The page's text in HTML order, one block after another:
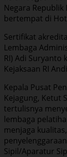
Negara Republik
bertempat di
Sertifikat
Lembaga
RI) Adi Suryanto
Kejaksaan RI
Kepala Pusat
Kejagung, Ketut
tertulisnya
lembaga
menjaga
Sipil/Aparatur